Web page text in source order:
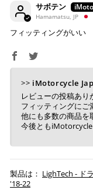
楽天ペイ
いつもの楽天
いが可能です。
楽天ポイント
「お得」な楽
Visa、
配送送料について
は、送料が無料とな
配送会社について
ヤマト運輸になり
サボテン
Hamamatsu, JP
フィッティングがいい
>> iMotorcycle
レビューの投稿あり
フィッティングにご
他にも多数の商品を
今後ともiMotorcycle
LighTech - ド
'18-22